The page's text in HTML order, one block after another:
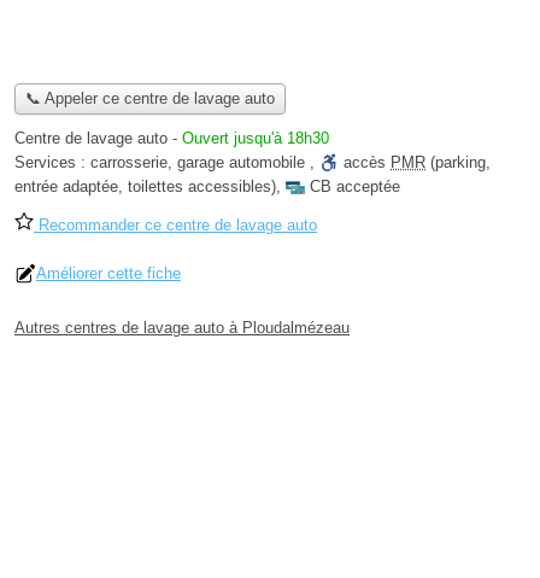
📞 Appeler ce centre de lavage auto
Centre de lavage auto - Ouvert jusqu'à 18h30
Services : carrosserie, garage automobile , accès PMR (parking,
entrée adaptée, toilettes accessibles), CB acceptée
Recommander ce centre de lavage auto
Améliorer cette fiche
Autres centres de lavage auto à Ploudalmézeau